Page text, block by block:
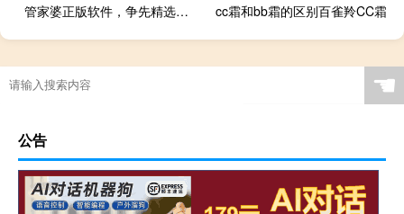
管家婆正版软件，争先精选答案落实_XHX29.174
cc霜和bb霜的区别百雀羚CC霜
☚
公告